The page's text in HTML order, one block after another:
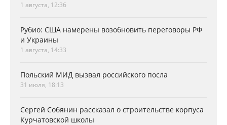
1 августа, 12:36
Рубио: США намерены возобновить переговоры РФ
и Украины
1 августа, 14:33
Польский МИД вызвал российского посла
31 июля, 18:13
Сергей Собянин рассказал о строительстве корпуса
Курчатовской школы